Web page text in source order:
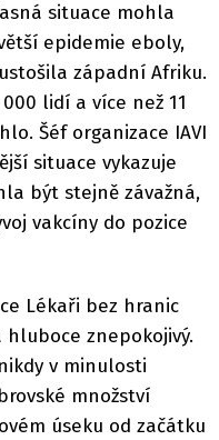
situace mohla
epidemie eboly,
západní Afriku.
lidí a více než 11
Šéf organizace IAVI
situace vykazuje
být stejně závažná,
vakcíny do pozice
Lékaři bez hranic
hluboce znepokojivý.
v minulosti
množství
úseku od začátku